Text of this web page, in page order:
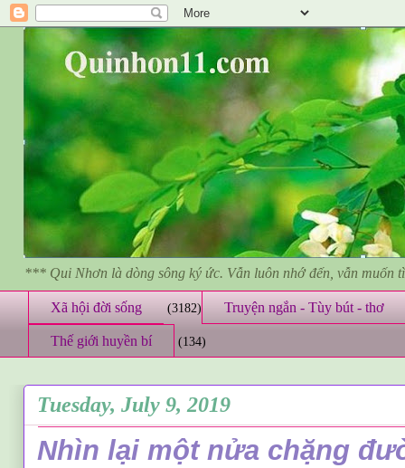
*** Qui Nhơn là dòng sông ký ức. Vẫn luôn nhớ đến, vẫn muốn
Xã hội đời sống (3182) Truyện ngắn - Tùy bút - thơ
Thế giới huyền bí (134)
Tuesday, July 9, 2019
Nhìn lại một nửa chặng